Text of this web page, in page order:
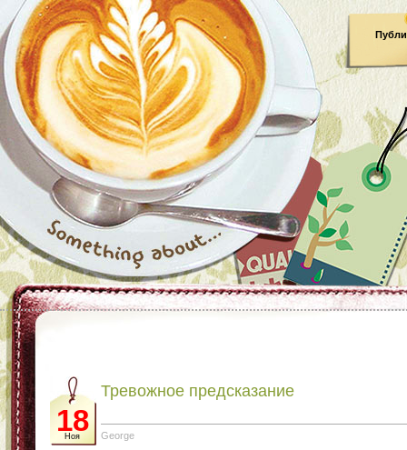
18
Ноя
Тревожное предсказание
George